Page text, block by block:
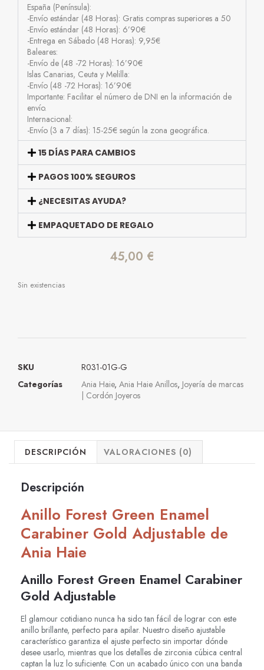
España (Península):
-Envío estándar (48 Horas): Gratis compras superiores a 50
-Envío estándar (48 Horas): 6’90€
-Entrega en Sábado (48 Horas): 9,95€
Baleares:
-Envío de (48 -72 Horas): 16’90€
Islas Canarias, Ceuta y Melilla:
-Envío (48 -72 Horas): 16’90€
Importante: Facilitar el número de DNI en la información de
envío.
Internacional:
-Envío (3 a 7 días): 15-25€ según la zona geográfica.
15 DÍAS PARA CAMBIOS
PAGOS 100% SEGUROS
¿NECESITAS AYUDA?
EMPAQUETADO DE REGALO
45,00 €
Sin existencias
SKU
R031-01G-G
Categorías
Ania Haie, Ania Haie Anillos, Joyería de marcas
| Cordón Joyeros
DESCRIPCIÓN VALORACIONES (0)
Descripción
Anillo Forest Green Enamel
Carabiner Gold Adjustable de
Ania Haie
Anillo Forest Green Enamel Carabiner
Gold Adjustable
El glamour cotidiano nunca ha sido tan fácil de lograr con este
anillo brillante, perfecto para apilar. Nuestro diseño ajustable
característico garantiza el ajuste perfecto sin importar dónde
desee usarlo, mientras que los detalles de zirconia cúbica central
captan la luz lo suficiente. Con un acabado único con una banda